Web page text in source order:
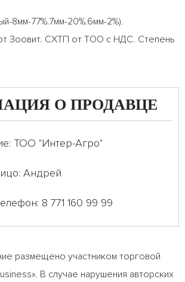
8мм-77%.7мм-20%.6мм-2%).
Зоовит. СХТП от ТОО с НДС. Степень
О ПРОДАВЦЕ
ТОО "Интер-Агро"
Андрей
8 771 160 99 99
размещено участником торговой
В случае нарушения авторских